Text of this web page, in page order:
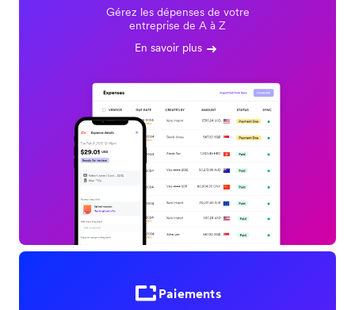
Gérez les dépenses de votre
entreprise de A à Z
En savoir plus
Paiements